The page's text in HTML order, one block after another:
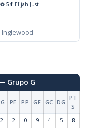
⚽54' Elijah Just
Inglewood
Grupo G
PE PP GF GC DG
PT
S
2 2 0 9 4 5
8